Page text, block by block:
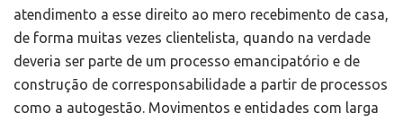
atendimento a esse direito ao mero recebimento de casa,
de forma muitas vezes clientelista, quando na verdade
deveria ser parte de um processo emancipatório e de
construção de corresponsabilidade a partir de processos
como a autogestão. Movimentos e entidades com larga